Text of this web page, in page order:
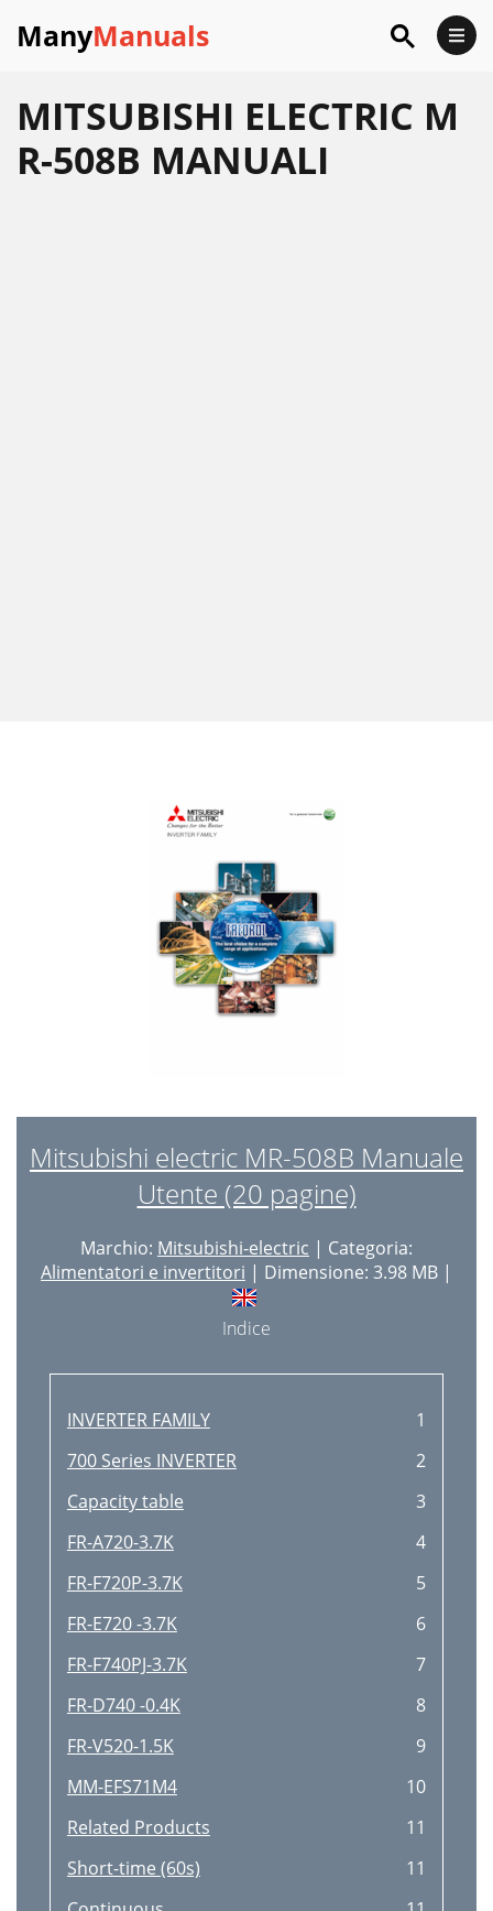
ManyManuals
MITSUBISHI ELECTRIC M
R-508B MANUALI
Mitsubishi electric MR-508B Manuale
Utente (20 pagine)
Marchio: Mitsubishi-electric | Categoria:
Alimentatori e invertitori | Dimensione: 3.98 MB |
Indice
INVERTER FAMILY
1
700 Series INVERTER
2
Capacity table
3
FR-A720-3.7K
4
FR-F720P-3.7K
5
FR-E720 -3.7K
6
FR-F740PJ-3.7K
7
FR-D740 -0.4K
8
FR-V520-1.5K
9
MM-EFS71M4
10
Related Products
11
Short-time (60s)
11